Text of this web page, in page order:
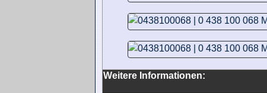
Weitere Informationen: